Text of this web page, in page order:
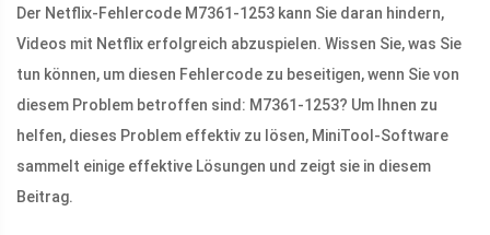
Der Netflix-Fehlercode M7361-1253 kann Sie daran hindern,
Videos mit Netflix erfolgreich abzuspielen. Wissen Sie, was Sie
tun können, um diesen Fehlercode zu beseitigen, wenn Sie von
diesem Problem betroffen sind: M7361-1253? Um Ihnen zu
helfen, dieses Problem effektiv zu lösen, MiniTool-Software
sammelt einige effektive Lösungen und zeigt sie in diesem
Beitrag.